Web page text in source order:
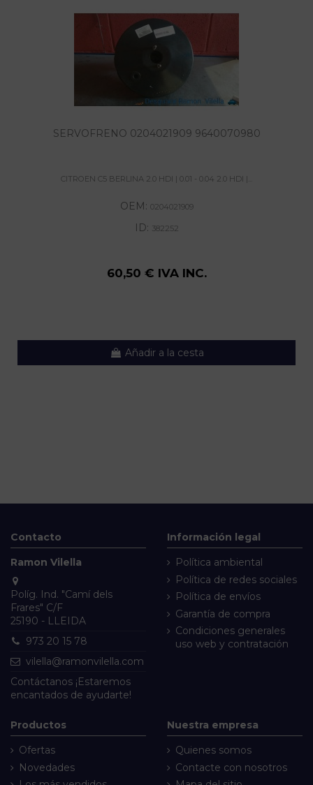
SERVOFRENO 0204021909 9640070980
CITROEN C5 BERLINA 2.0 HDI | 0.01 - 0.04 2.0 HDI |...
OEM: 0204021909
ID: 382252
60,50 € IVA INC.
Añadir a la cesta
Contacto
Ramon Vilella
Políg. Ind. "Camí dels
Frares" C/F
25190 - LLEIDA
973 20 15 78
vilella@ramonvilella.com
Contáctanos ¡Estaremos
encantados de ayudarte!
Información legal
Política ambiental
Política de redes sociales
Política de envíos
Garantía de compra
Condiciones generales
uso web y contratación
Productos
Ofertas
Novedades
Nuestra empresa
Quienes somos
Contacte con nosotros